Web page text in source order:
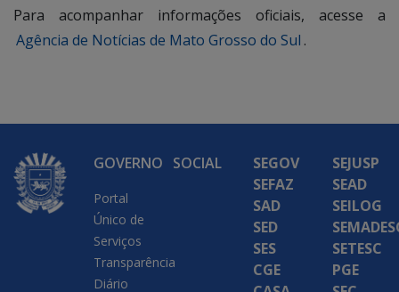
Para acompanhar informações oficiais, acesse a
Agência de Notícias de Mato Grosso do Sul .
GOVERNO
Portal
Único de
Serviços
Transparência
Diário
SOCIAL
SEGOV
SEFAZ
SAD
SED
SES
CGE
SEJUSP
SEAD
SEILOG
SETESC
PGE